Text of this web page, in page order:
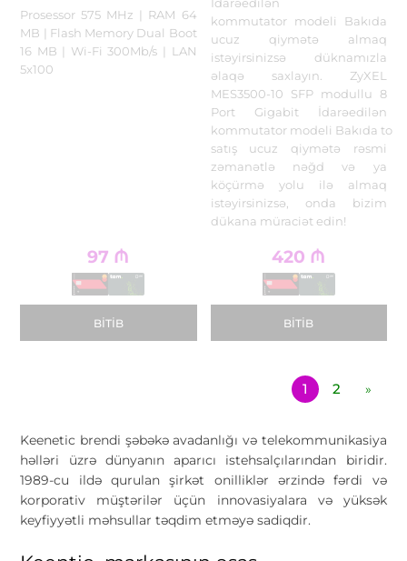
Prosessor 575 MHz | RAM 64
MB | Flash Memory Dual Boot
16 MB | Wi-Fi 300Mb/s | LAN
5x100
97 ₼
BITIB
kommutator modeli Bakıda
ucuz qiymətə almaq
istəyirsinizsə düknamızla
əlaqə saxlayın. ZyXEL
MES3500-10 SFP modullu 8
Port Gigabit İdarəedilən
kommutator modeli Bakıda
satış ucuz qiymətə rəsmi
zəmanətlə nəğd və ya
köçürmə yolu ilə almaq
istəyirsinizsə, onda bizim
dükana müraciət edin!
420 ₼
BITIB
1 2 »
Keenetic brendi şəbəkə avadanlığı və telekommunikasiya
həlləri üzrə dünyanın aparıcı istehsalçılarından biridir.
1989-cu ildə qurulan şirkət onilliklər ərzində fərdi və
korporativ müştərilər üçün innovasiyalara və yüksək
keyfiyyətli məhsullar təqdim etməyə sadiqdir.